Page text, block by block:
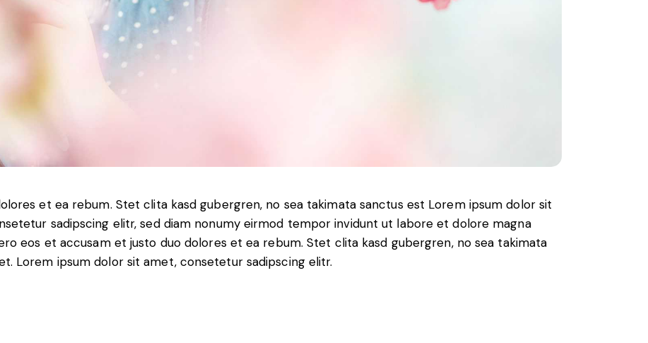
et ea rebum. Stet clita kasd gubergren, no sea takimata sanctus est Lorem ipsum dolor sit
sadipscing elitr, sed diam nonumy eirmod tempor invidunt ut labore et dolore magna
eos et accusam et justo duo dolores et ea rebum. Stet clita kasd gubergren, no sea takimata
Lorem ipsum dolor sit amet, consetetur sadipscing elitr.